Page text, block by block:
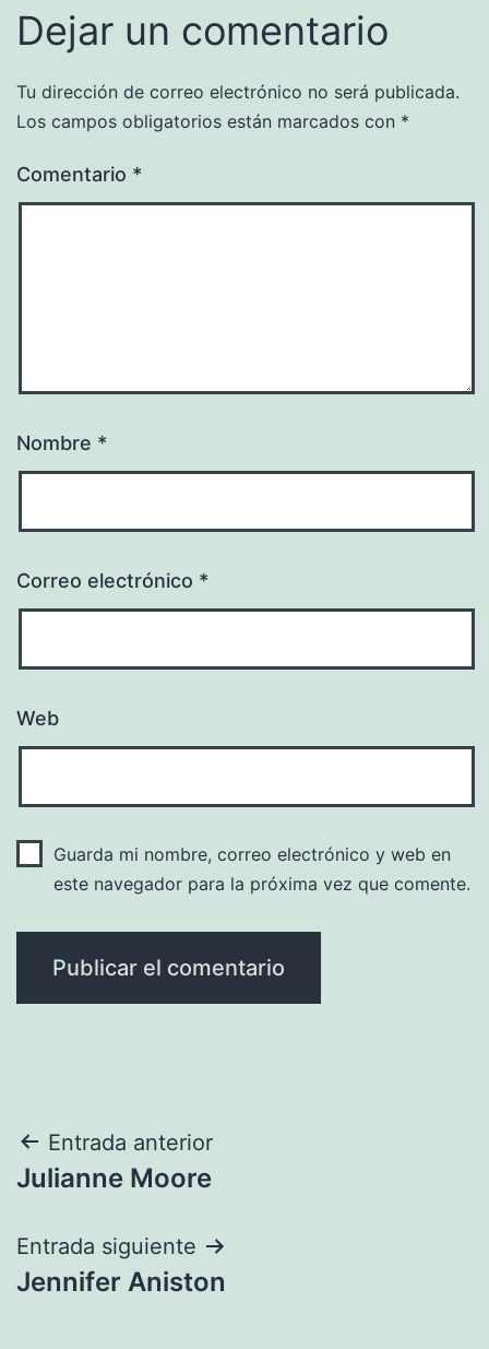
Dejar un comentario
Tu dirección de correo electrónico no será publicada.
Los campos obligatorios están marcados con *
Comentario *
Nombre *
Correo electrónico *
Web
Guarda mi nombre, correo electrónico y web en
este navegador para la próxima vez que comente.
Navegación
de
entradas
Entrada anterior
Julianne Moore
Entrada siguiente
Jennifer Aniston